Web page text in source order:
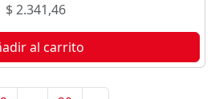
$2.341,46
al carrito